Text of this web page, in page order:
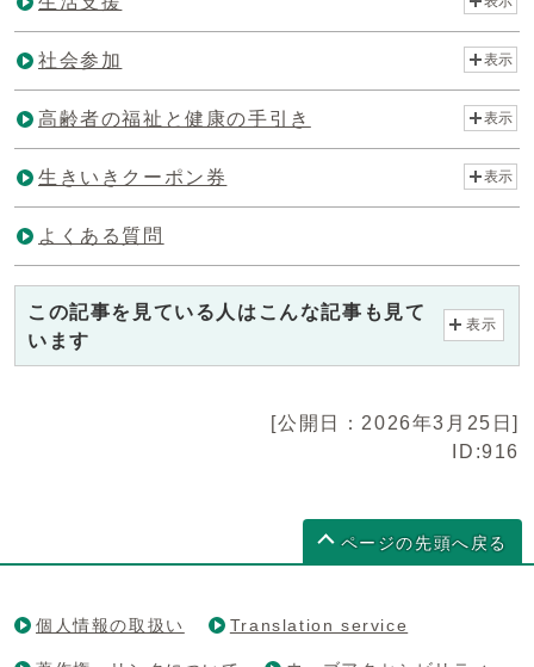
社会参加 表示
高齢者の福祉と健康の手引き 表示
生きいきクーポン券 表示
よくある質問
この記事を見ている人はこんな記事も見て
います
表示
[公開日：2026年3月25日]
ID:916
ページの先頭へ戻る
個人情報の取扱い Translation service